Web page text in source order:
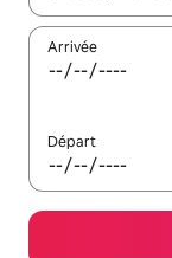
Arrivée
Départ